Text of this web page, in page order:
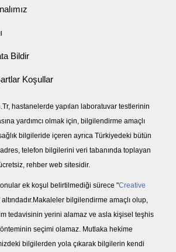
Bildir
Koşullar
hastanelerde yapılan laboratuvar testlerinin
yardımcı olmak için, bilgilendirme amaçlı
bilgileride içeren ayrıca Türkiyedeki bütün
adres, telefon bilgilerini veri tabanında toplayan
rehber web sitesidir.
ek koşul belirtilmediği sürece "Creative
altındadır.Makaleler bilgilendirme amaçlı olup,
tedavisinin yerini alamaz ve asla kişisel teşhis
seçimi olamaz. Mutlaka hekime
bilgilerden yola çıkarak bilgilerin kendi